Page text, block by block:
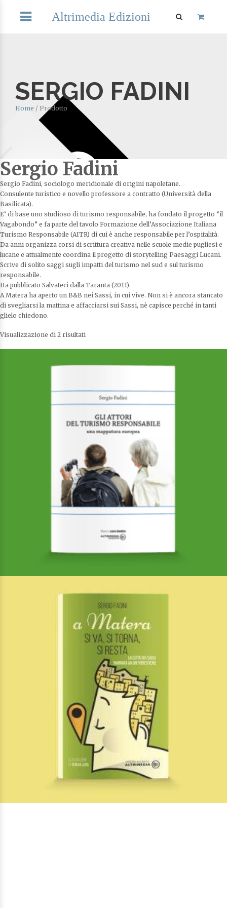
Altrimedia Edizioni
SERGIO FADINI
Home / Prodotto
Sergio Fadini
Sergio Fadini, sociologo meridionale di origini napoletane.
Consulente turistico e novello professore a contratto (Università della
Basilicata).
E’ di base uno studioso di turismo responsabile, ha fondato il progetto “il
Vagabondo” e fa parte del tavolo Formazione dell’Associazione Italiana
Turismo Responsabile (AITR) di cui è anche responsabile per l’ospitalità.
Da anni organizza corsi di scrittura creativa nelle scuole medie pugliesi e
lucane e attualmente coordina il progetto di storytelling Paesaggi Lucani.
Scrive di solito saggi sugli impatti del turismo nel sud e sul turismo
responsabile.
Ha pubblicato Salvateci dalla Taranta (2011).
A Matera ha aperto un B&B nei Sassi, in cui vive. Non si è ancora stancato
di svegliarsi la mattina e affacciarsi sui Sassi, nè capisce perché in tanti
glielo chiedono.
Visualizzazione di 2 risultati
Gli attori del turismo responsabile
DiSergio Fadini
€15,00
Libero con-testo
AGGIUNGI AL CARRELLO
AGGIUNGI ALLA LISTA DEI DESIDERI